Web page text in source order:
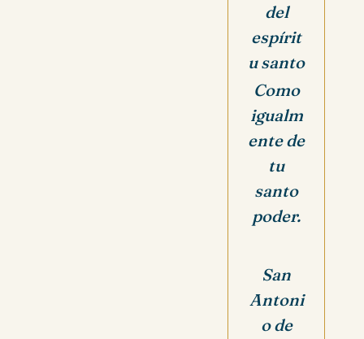
del
espírit
u santo
Como
igualm
ente de
tu
santo
poder.
San
Antoni
o de